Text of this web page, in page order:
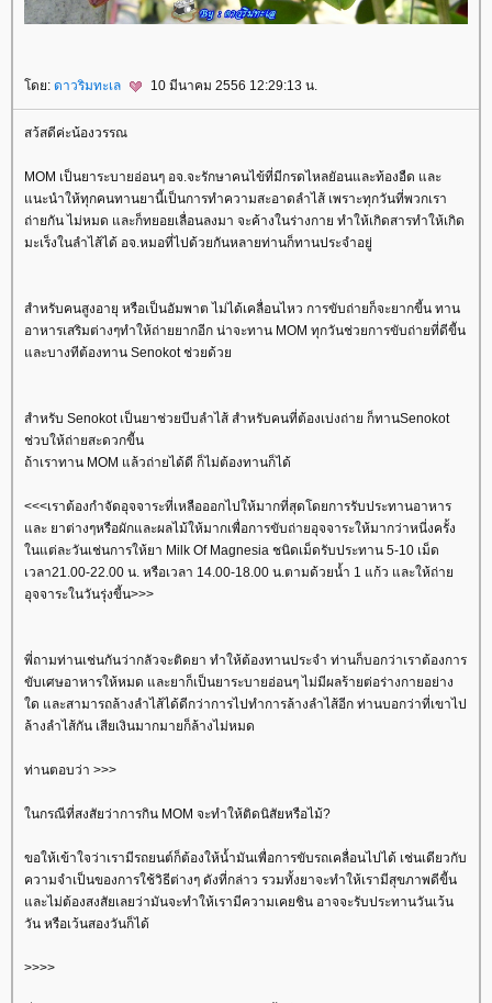
ดย: ดาวริมทะเล 10 มีนาคม 2556 12:29:13 น.
สว้สดีค่ะน้องวรรณ
MOM เป็นยาระบายอ่อนๆ อจ.จะรักษาคนไข้ที่มีกรดไหลยัอนและท้องอืด และ
นะนำให้ทุกคนทานยานี้เป็นการทำความสะอาดลำไส้ เพราะทุกวันที่พวกเรา
ถ่ายกัน ไม่หมด และก็ทยอยเลื่อนลงมา จะค้างในร่างกาย ทำให้เกิดสารทำให้เกิด
มะเร็งในลำไส้ได้ อจ.หมอที่ไปด้วยกันหลายท่านก็ทานประจำอยู่
สำหรับคนสูงอายุ หรือเป็นอัมพาต ไม่ได้เคลื่อนไหว การขับถ่ายก็จะยากขี้น ทาน
อาหารเสริมต่างๆทำให้ถ่ายยากอีก น่าจะทาน MOM ทุกวันช่วยการขับถ่ายที่ดีขีัน
ละบางทีต้องทาน Senokot ช่วยด้ว
สำหรับ Senokot เป็นยาช่วยบีบลำไส้ สำหรับคนที่ต้องเบ่งถ่าย ก็ทานSenokot
ช่วบให้ถ่ายสะดวกขีัน
ถ้าเราทาน MOM แล้วถ่ายได้ดี ก็ไม่ต้องทานก็ได้
<<<เราต้องกำจัดอุจจาระที่เหลือออกไปให้มากที่สุดโดยการรับประทานอาหาร
ละ ยาต่างๆหรือผักและผลไม้ให้มากเพื่อการขับถ่ายอุจจาระให้มากว่าหนี่งครั้ง
นแต่ละวันเช่นการให้ยา Milk Of Magnesia ชนิดเม็ดรับประทาน 5-10 เม็ด
เวลา21.00-22.00 น. หรือเวลา 14.00-18.00 น.ตามด้วยน้ำ 1 แก้ว และให้ถ่า
อุจจาระในวันรุ่งขี้น>>>
พี่ถามท่านเช่นกันว่ากลัวจะติดยา ทำให้ต้องทานประจำ ท่านก็บอกว่าเราต้องการ
ขับเศษอาหารให้หมด และยาก็เป็นยาระบายอ่อนๆ ไม่มีผลร้ายต่อร่างกายอย่าง
ด และสามารถล้างลำไส้ได้ดีกว่าการไปทำการล้างลำไส้อีก ท่านบอกว่าที่เขาไป
ล้างลำไส้กัน เสียเงินมากมายก็ล้างไม่หมด
ท่านตอบว่า >>>
นกรณีที่สงสัยว่าการกิน MOM จะทำให้ติดนิสัยหรือไม้?
ขอให้เข้าใจว่าเรามีรถยนต์ก็ต้องให้น้ำมันเพื่อการขับรถเคลื่อนไปได้ เช่นเดียวกับ
ความจำเป็นของการใช้วิธีต่างๆ ดังที่กล่าว รวมทั้งยาจะทำให้เรามีสุขภาพดีขีัน
ละไม่ต้องสงสัยเลยว่ามันจะทำให้เรามีความเคยชิน อาจจะรับประทานวันเว้น
วัน หรือเว้นสองวันก็ได้
>>>>